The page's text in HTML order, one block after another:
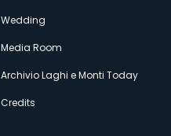
Wedding
Media Room
Archivio Laghi e Monti Today
Credits